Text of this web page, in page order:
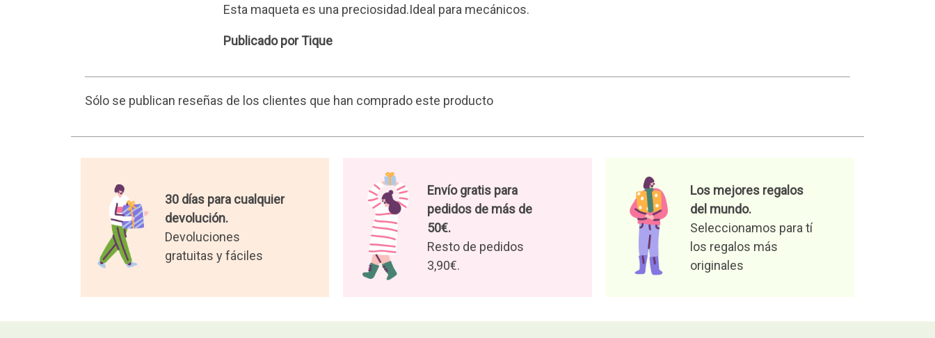
Esta maqueta es una preciosidad.Ideal para mecánicos.
Tique
Publicado por Tique
Sólo se publican reseñas de los clientes que han comprado este producto
30 días para cualquier
devolución.
Devoluciones
gratuitas y fáciles
Envío gratis para
pedidos de más de
50€.
Resto de pedidos
3,90€.
Los mejores regalos
del mundo.
Seleccionamos para tí
los regalos más
originales